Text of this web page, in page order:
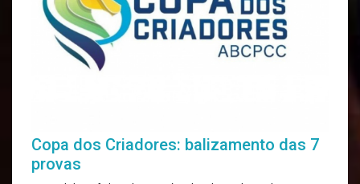
Copa dos Criadores: balizamento das 7
provas